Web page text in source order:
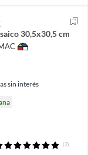
30,5x30,5 cm
sin interés
(2)